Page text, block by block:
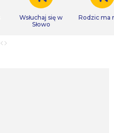
Wsłuchaj się w
Słowo
Rodzic ma